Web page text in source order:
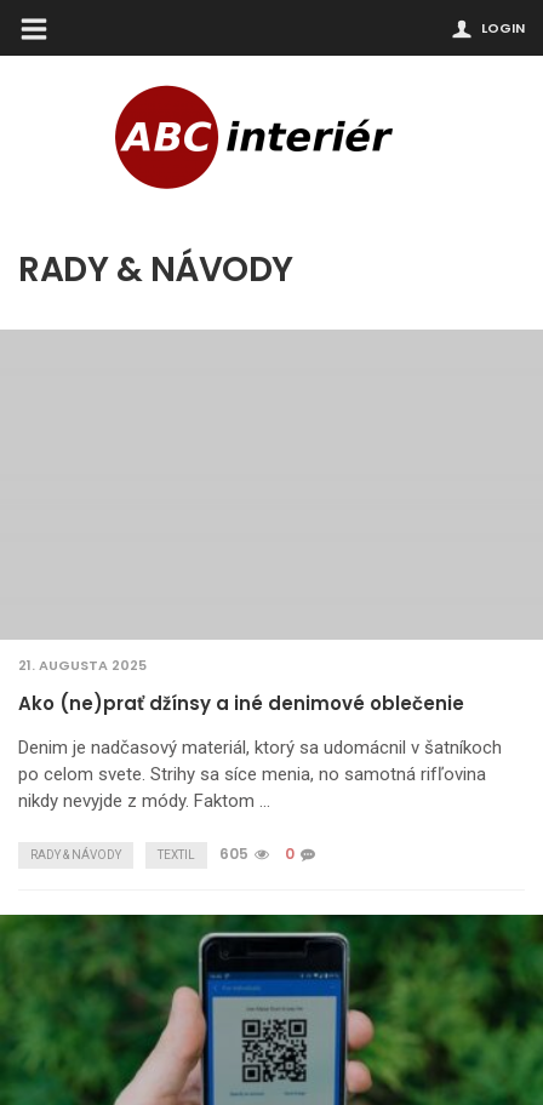
LOGIN
RADY & NÁVODY
21. AUGUSTA 2025
Ako (ne)prať džínsy a iné denimové oblečenie
Denim je nadčasový materiál, ktorý sa udomácnil v šatníkoch
po celom svete. Strihy sa síce menia, no samotná rifľovina
nikdy nevyjde z módy. Faktom …
RADY & NÁVODY TEXTIL 605 0